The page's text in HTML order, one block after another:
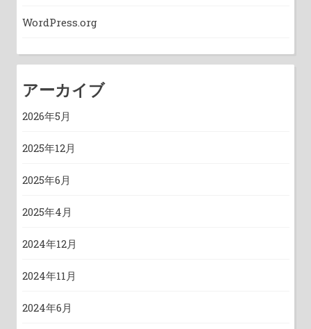
WordPress.org
アーカイブ
2026年5月
2025年12月
2025年6月
2025年4月
2024年12月
2024年11月
2024年6月